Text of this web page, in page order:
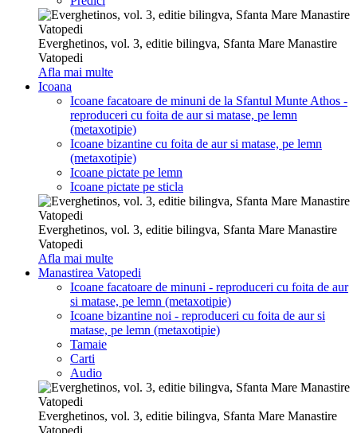
Everghetinos, vol. 3, editie bilingva, Sfanta Mare Manastire
Vatopedi
Afla mai multe
Icoana
Icoane facatoare de minuni de la Sfantul Munte Athos -
reproduceri cu foita de aur si matase, pe lemn
(metaxotipie)
Icoane bizantine cu foita de aur si matase, pe lemn
(metaxotipie)
Icoane pictate pe lemn
Icoane pictate pe sticla
Everghetinos, vol. 3, editie bilingva, Sfanta Mare Manastire
Vatopedi
Afla mai multe
Manastirea Vatopedi
Icoane facatoare de minuni - reproduceri cu foita de aur
si matase, pe lemn (metaxotipie)
Icoane bizantine noi - reproduceri cu foita de aur si
matase, pe lemn (metaxotipie)
Tamaie
Carti
Audio
Everghetinos, vol. 3, editie bilingva, Sfanta Mare Manastire
Vatopedi